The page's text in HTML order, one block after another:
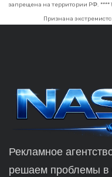
запрещена на территории РФ. ****
Признана
Рекламное
решаем проблемы в